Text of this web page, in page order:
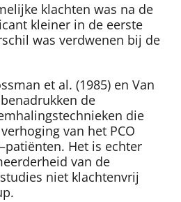
klachten was na de
kleiner in de eerste
was verdwenen bij de
et al. (1985) en Van
de
die
van het PCO
Het is echter
van de
niet klachtenvrij